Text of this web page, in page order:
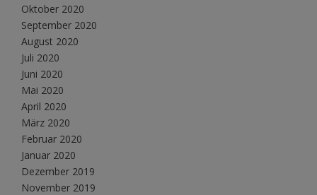
Oktober 2020
September 2020
August 2020
Juli 2020
Juni 2020
Mai 2020
April 2020
März 2020
Februar 2020
Januar 2020
Dezember 2019
November 2019